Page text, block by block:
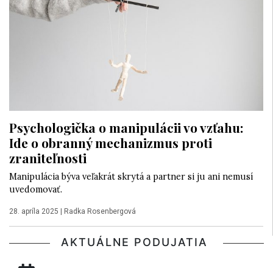
Psychologička o manipulácii vo vzťahu:
Ide o obranný mechanizmus proti
zraniteľnosti
Manipulácia býva veľakrát skrytá a partner si ju ani nemusí
uvedomovať.
28. apríla 2025 Radka Rosenbergová
AKTUÁLNE PODUJATIA